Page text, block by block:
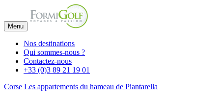
Menu
Nos destinations
Qui sommes-nous ?
Contactez-nous
+33 (0)3 89 21 19 01
Corse Les appartements du hameau de Piantarella